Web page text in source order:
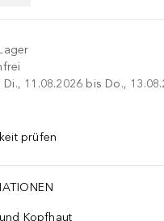
Di., 11.08.2026 bis Do.,
IN DEN WARENKORB
prüfen
Kopfhaut